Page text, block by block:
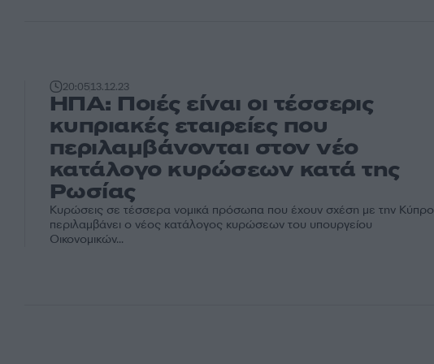
20:0513.12.23
ΗΠΑ: Ποιές είναι οι τέσσερις
κυπριακές εταιρείες που
περιλαμβάνονται στον νέο
κατάλογο κυρώσεων κατά της
Ρωσίας
Κυρώσεις σε τέσσερα νομικά πρόσωπα που έχουν σχέση με την Κύπρο
περιλαμβάνει ο νέος κατάλογος κυρώσεων του υπουργείου
Οικονομικών...